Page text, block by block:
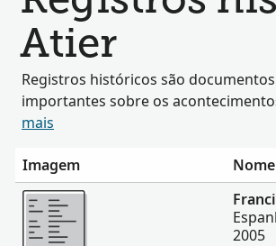
Atier
Registros históricos são
importantes sobre os
mais
Imagem Nome
Mais
2005